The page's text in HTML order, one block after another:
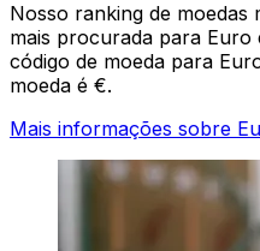
Nosso ranking de moedas
mais procurada para Euro
código de moeda para
moeda é €.
Mais informações sobre